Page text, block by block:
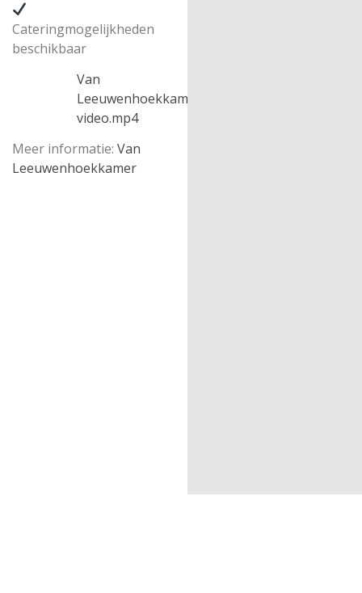
Cateringmogelijkheden
beschikbaar
Van
Leeuwenhoekkamer
video.mp4​
Meer informatie: Van
Leeuwenhoekkamer